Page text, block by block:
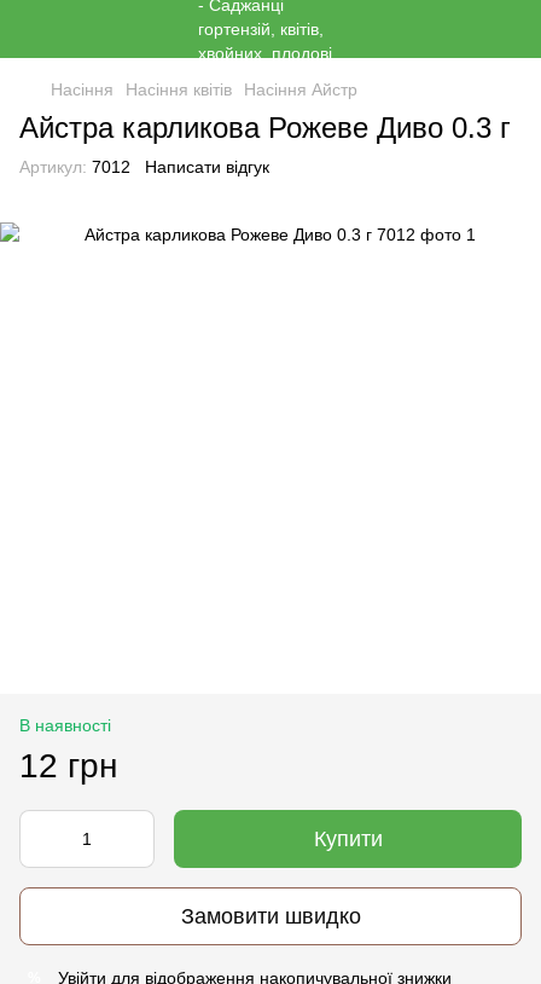
Насіння Насіння квітів Насіння Айстр
Айстра карликова Рожеве Диво 0.3 г
Артикул: 7012 Написати відгук
В наявності
12 грн
Купити
Замовити швидко
Увійти для відображення накопичувальної знижки